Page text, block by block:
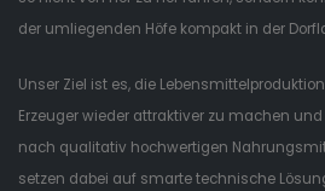
der umliegenden Höfe kompakt in der
Unser Ziel ist es, die
Erzeuger wieder attraktiver zu machen
nach qualitativ hochwertigen
setzen dabei auf smarte technische